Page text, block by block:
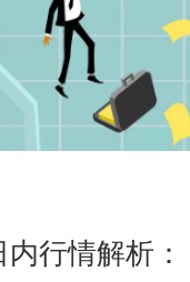
行情解析：